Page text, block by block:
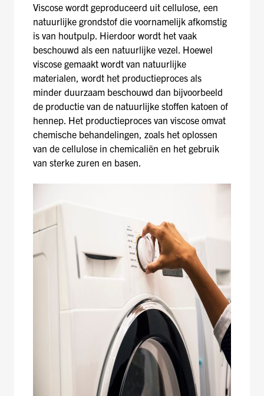
Viscose wordt geproduceerd uit cellulose, een
natuurlijke grondstof die voornamelijk afkomstig
is van houtpulp. Hierdoor wordt het vaak
beschouwd als een natuurlijke vezel. Hoewel
viscose gemaakt wordt van natuurlijke
materialen, wordt het productieproces als
minder duurzaam beschouwd dan bijvoorbeeld
de productie van de natuurlijke stoffen katoen of
hennep. Het productieproces van viscose omvat
chemische behandelingen, zoals het oplossen
van de cellulose in chemicaliën en het gebruik
van sterke zuren en basen.